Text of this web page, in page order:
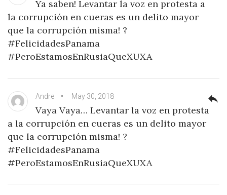
Ya saben! Levantar la voz en protesta a
la corrupción en cueras es un delito mayor
que la corrupción misma! ?
#FelicidadesPanama
#PeroEstamosEnRusiaQueXUXA
Andre May 30, 2018
Vaya Vaya… Levantar la voz en protesta
a la corrupción en cueras es un delito mayor
que la corrupción misma! ?
#FelicidadesPanama
#PeroEstamosEnRusiaQueXUXA
reply